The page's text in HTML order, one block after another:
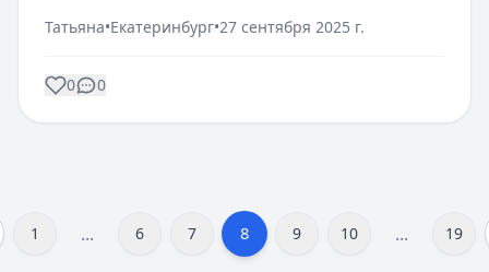
Татьяна•Екатеринбург•27 сентября 2025 г.
0 0
1 ... 6 7 8 9 10 ... 19